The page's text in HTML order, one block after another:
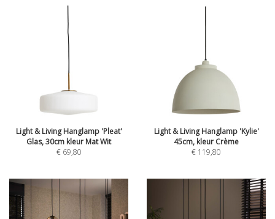
Light & Living Hanglamp 'Pleat'
Glas, 30cm kleur Mat Wit
€ 69,80
Light & Living Hanglamp 'Kylie'
45cm, kleur Crème
€ 119,80